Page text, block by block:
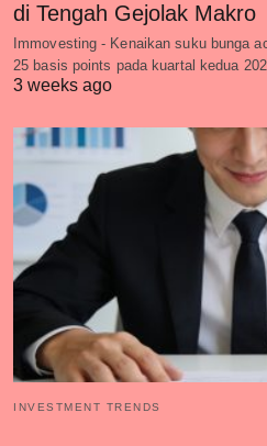
di Tengah Gejolak Makro
Immovesting - Kenaikan suku bunga
25 basis points pada kuartal kedua
3 weeks ago
INVESTMENT TRENDS